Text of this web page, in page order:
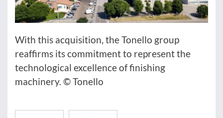
With this acquisition, the Tonello group
reaffirms its commitment to represent the
technological excellence of finishing
machinery. © Tonello